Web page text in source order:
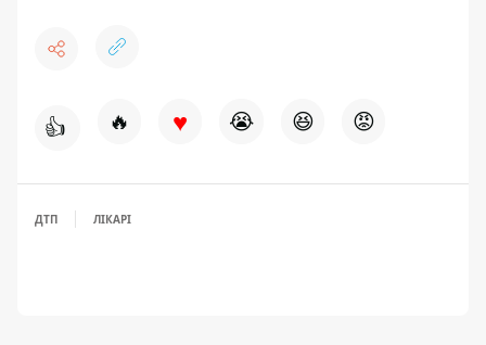
👍 🔥 ♥ 😭 😆 😡
ДТП ЛІКАРІ